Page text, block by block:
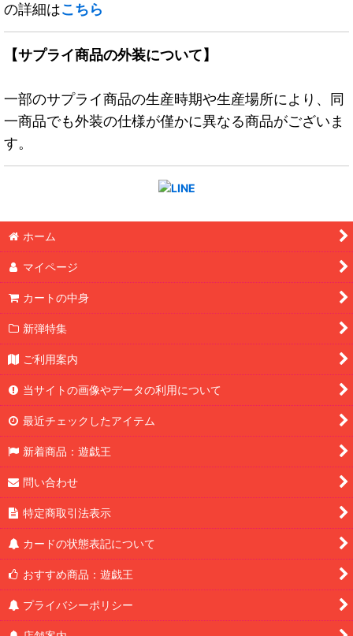
の詳細はこちら
【サプライ商品の外装について】
一部のサプライ商品の生産時期や生産場所により、同
一商品でも外装の仕様が僅かに異なる商品がございま
す。
ホーム
マイページ
カートの中身
新弾特集
ご利用案内
当サイトの画像やデータの利用について
最近チェックしたアイテム
新着商品：遊戯王
問い合わせ
特定商取引法表示
カードの状態表記について
おすすめ商品：遊戯王
プライバシーポリシー